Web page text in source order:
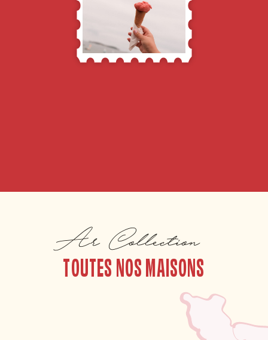
Ar Collection
TOUTES NOS MAISONS